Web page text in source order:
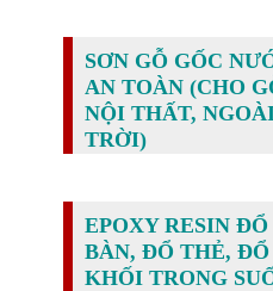
SƠN GỖ GỐC
AN TOÀN (CHO
NỘI THẤT,
TRỜI)
EPOXY RESIN
BÀN, ĐỔ THẺ, ĐỔ
KHỐI TRONG